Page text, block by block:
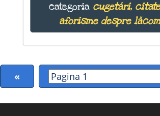
categoria cugetări,
aforisme despre
«